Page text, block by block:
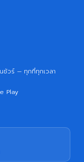
ชัวร์ — ทุกที่ทุกเวลา